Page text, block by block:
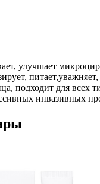
улучшает
питает,уважняет,
подходит для всех
инвазивных